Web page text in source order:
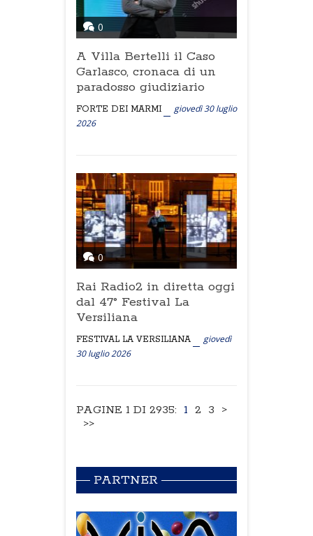
0
A Villa Bertelli il Caso
Garlasco, cronaca di un
paradosso giudiziario
FORTE DEI MARMI
giovedì 30 luglio
2026
0
Rai Radio2 in diretta oggi
dal 47° Festival La
Versiliana
FESTIVAL LA VERSILIANA
giovedì
30 luglio 2026
PAGINE 1 DI 2935: 1 2 3 >
>>
PARTNER